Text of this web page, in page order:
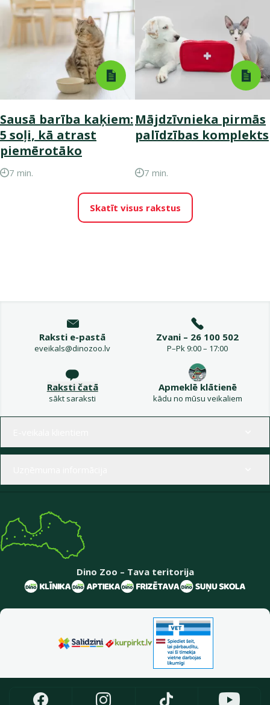
Sausā barība kaķiem:
5 soļi, kā atrast
piemērotāko
7 min.
Mājdzīvnieka pirmās
palīdzības komplekts
7 min.
Skatīt visus rakstus
Raksti e-pastā
eveikals@dinozoo.lv
Zvani – 26 100 502
P–Pk 9:00 – 17:00
Raksti čatā
sākt saraksti
Apmeklē klātienē
kādu no mūsu veikaliem
Dino Zoo – Tava teritorija